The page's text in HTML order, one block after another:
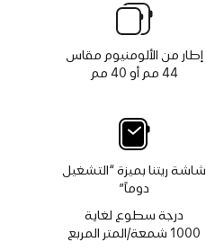
إطار من الألومنيوم مقاس
44 مم أو 40 مم
شاشة ريتنا بميزة “التشغيل
دوماً”
درجة سطوع لغاية
1000 شمعة/المتر المربع